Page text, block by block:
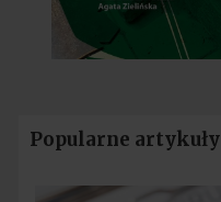
Popularne artykuły